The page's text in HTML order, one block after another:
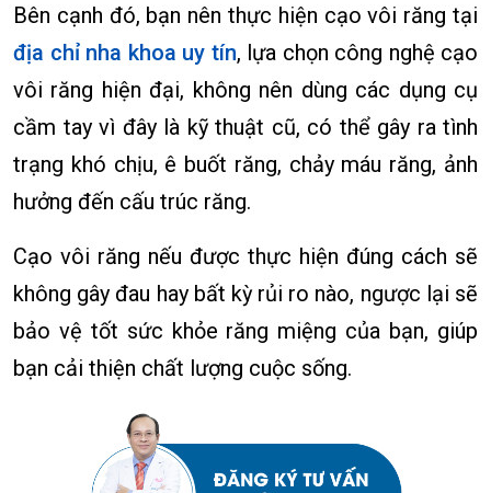
Bên cạnh đó, bạn nên thực hiện cạo vôi răng tại
địa chỉ nha khoa uy tín, lựa chọn công nghệ cạo
vôi răng hiện đại, không nên dùng các dụng cụ
cầm tay vì đây là kỹ thuật cũ, có thể gây ra tình
trạng khó chịu, ê buốt răng, chảy máu răng, ảnh
hưởng đến cấu trúc răng.
Cạo vôi răng nếu được thực hiện đúng cách sẽ
không gây đau hay bất kỳ rủi ro nào, ngược lại sẽ
bảo vệ tốt sức khỏe răng miệng của bạn, giúp
bạn cải thiện chất lượng cuộc sống.